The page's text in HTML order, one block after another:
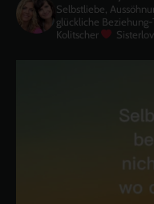
Selbstliebe,
glückliche
Kolitscher